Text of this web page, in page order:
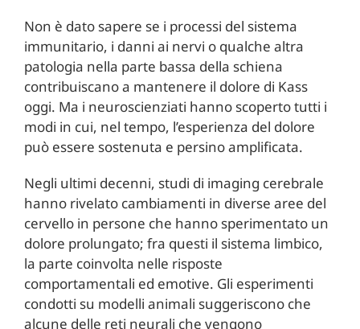
Non è dato sapere se i processi del sistema
immunitario, i danni ai nervi o qualche altra
patologia nella parte bassa della schiena
contribuiscano a mantenere il dolore di Kass
oggi. Ma i neuroscienziati hanno scoperto tutti i
modi in cui, nel tempo, l’esperienza del dolore
può essere sostenuta e persino amplificata.
Negli ultimi decenni, studi di imaging cerebrale
hanno rivelato cambiamenti in diverse aree del
cervello in persone che hanno sperimentato un
dolore prolungato; fra questi il sistema limbico,
la parte coinvolta nelle risposte
comportamentali ed emotive. Gli esperimenti
condotti su modelli animali suggeriscono che
alcune delle reti neurali che vengono